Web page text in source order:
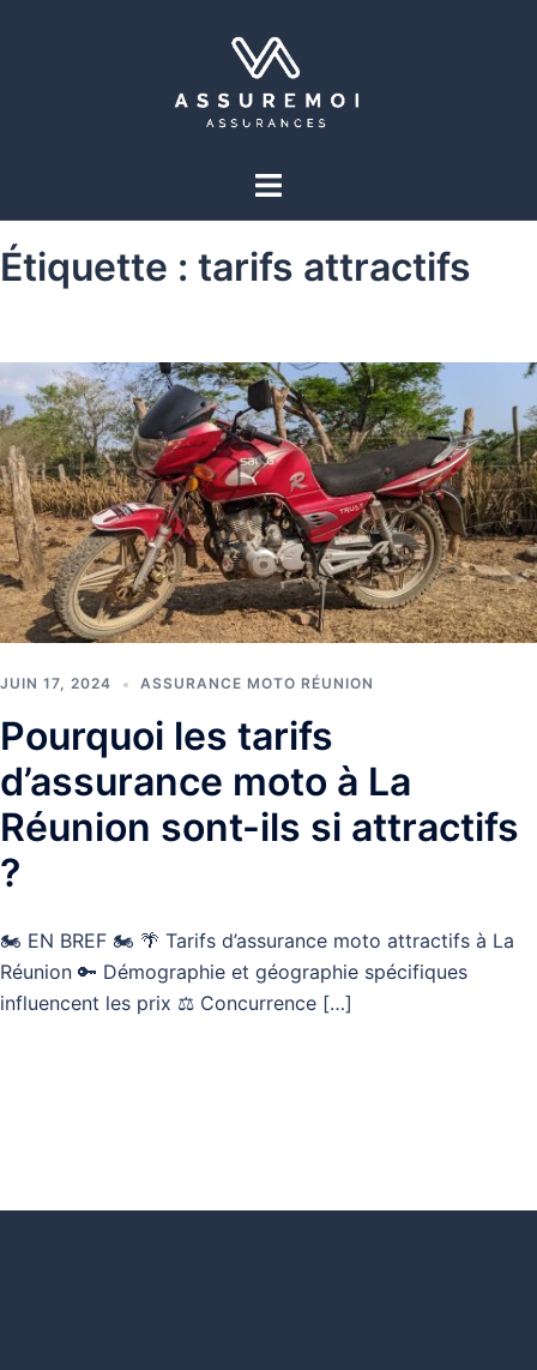
Étiquette : tarifs attractifs
JUIN 17, 2024 ASSURANCE MOTO RÉUNION
Pourquoi les tarifs
d’assurance moto à La
Réunion sont-ils si attractifs
?
🏍️ EN BREF 🏍️ 🌴 Tarifs d’assurance moto attractifs à La
Réunion 🔑 Démographie et géographie spécifiques
influencent les prix ⚖️ Concurrence […]